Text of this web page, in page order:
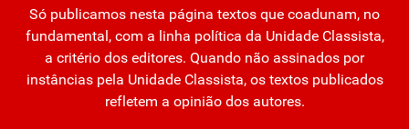
Só publicamos nesta página textos que coadunam, no
fundamental, com a linha política da Unidade Classista,
a critério dos editores. Quando não assinados por
instâncias pela Unidade Classista, os textos publicados
refletem a opinião dos autores.